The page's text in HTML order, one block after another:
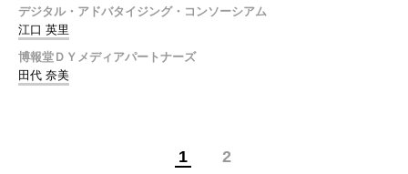
デジタル・アドバタイジング・コンソーシアム
江口 英里
博報堂ＤＹメディアパートナーズ
田代 奈美
1 2